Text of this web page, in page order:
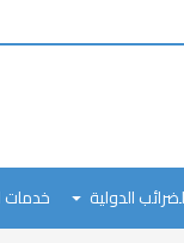
الدولية خدمات